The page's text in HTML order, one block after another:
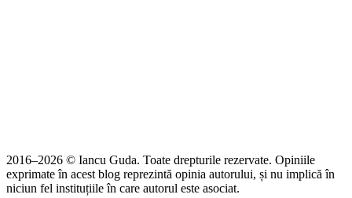
2016–2026 © Iancu Guda. Toate drepturile rezervate. Opiniile
exprimate în acest blog reprezintă opinia autorului, și nu implică în
niciun fel instituțiile în care autorul este asociat.